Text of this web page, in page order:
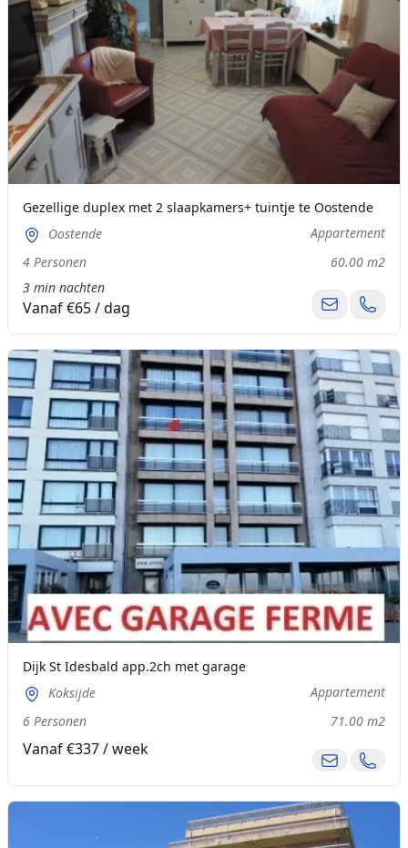
Gezellige duplex met 2 slaapkamers+ tuintje te Oostende
Oostende
Appartement
4 Personen
60.00 m2
3 min nachten
Vanaf €65 / dag
Dijk St Idesbald app.2ch met garage
Koksijde
Appartement
6 Personen
71.00 m2
Vanaf €337 / week